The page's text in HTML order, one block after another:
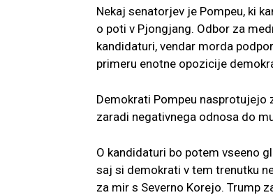
Nekaj senatorjev je Pompeu, ki
o poti v Pjongjang. Odbor za
kandidaturi, vendar morda
primeru enotne opozicije
Demokrati Pompeu nasprotujejo
zaradi negativnega odnosa do
O kandidaturi bo potem vseeno
saj si demokrati v tem trenutku
za mir s Severno Korejo. Trump